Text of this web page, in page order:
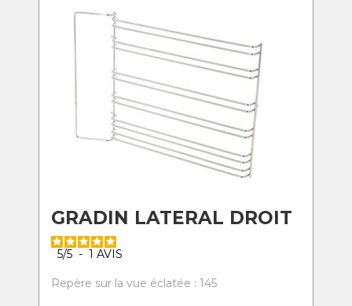
GRADIN LATERAL DROIT
5/5 - 1 AVIS
Repère sur la vue éclatée : 145